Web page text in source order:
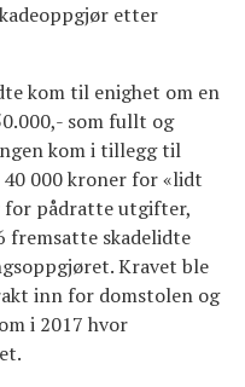
etter
kom til enighet om en
som fullt og
kom i tillegg til
000 kroner for «lidt
pådratte utgifter,
fremsatte skadelidte
Kravet ble
inn for domstolen og
i 2017 hvor